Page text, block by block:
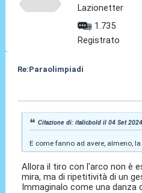
Lazionetter
1.735
Registrato
Re:Paraolimpiadi
Citazione di: italicbold il 04 Set
E come fanno ad avere, almeno,
Allora il tiro con l'arco non è
mira, ma di ripetitività di un
Immaginalo come una danza